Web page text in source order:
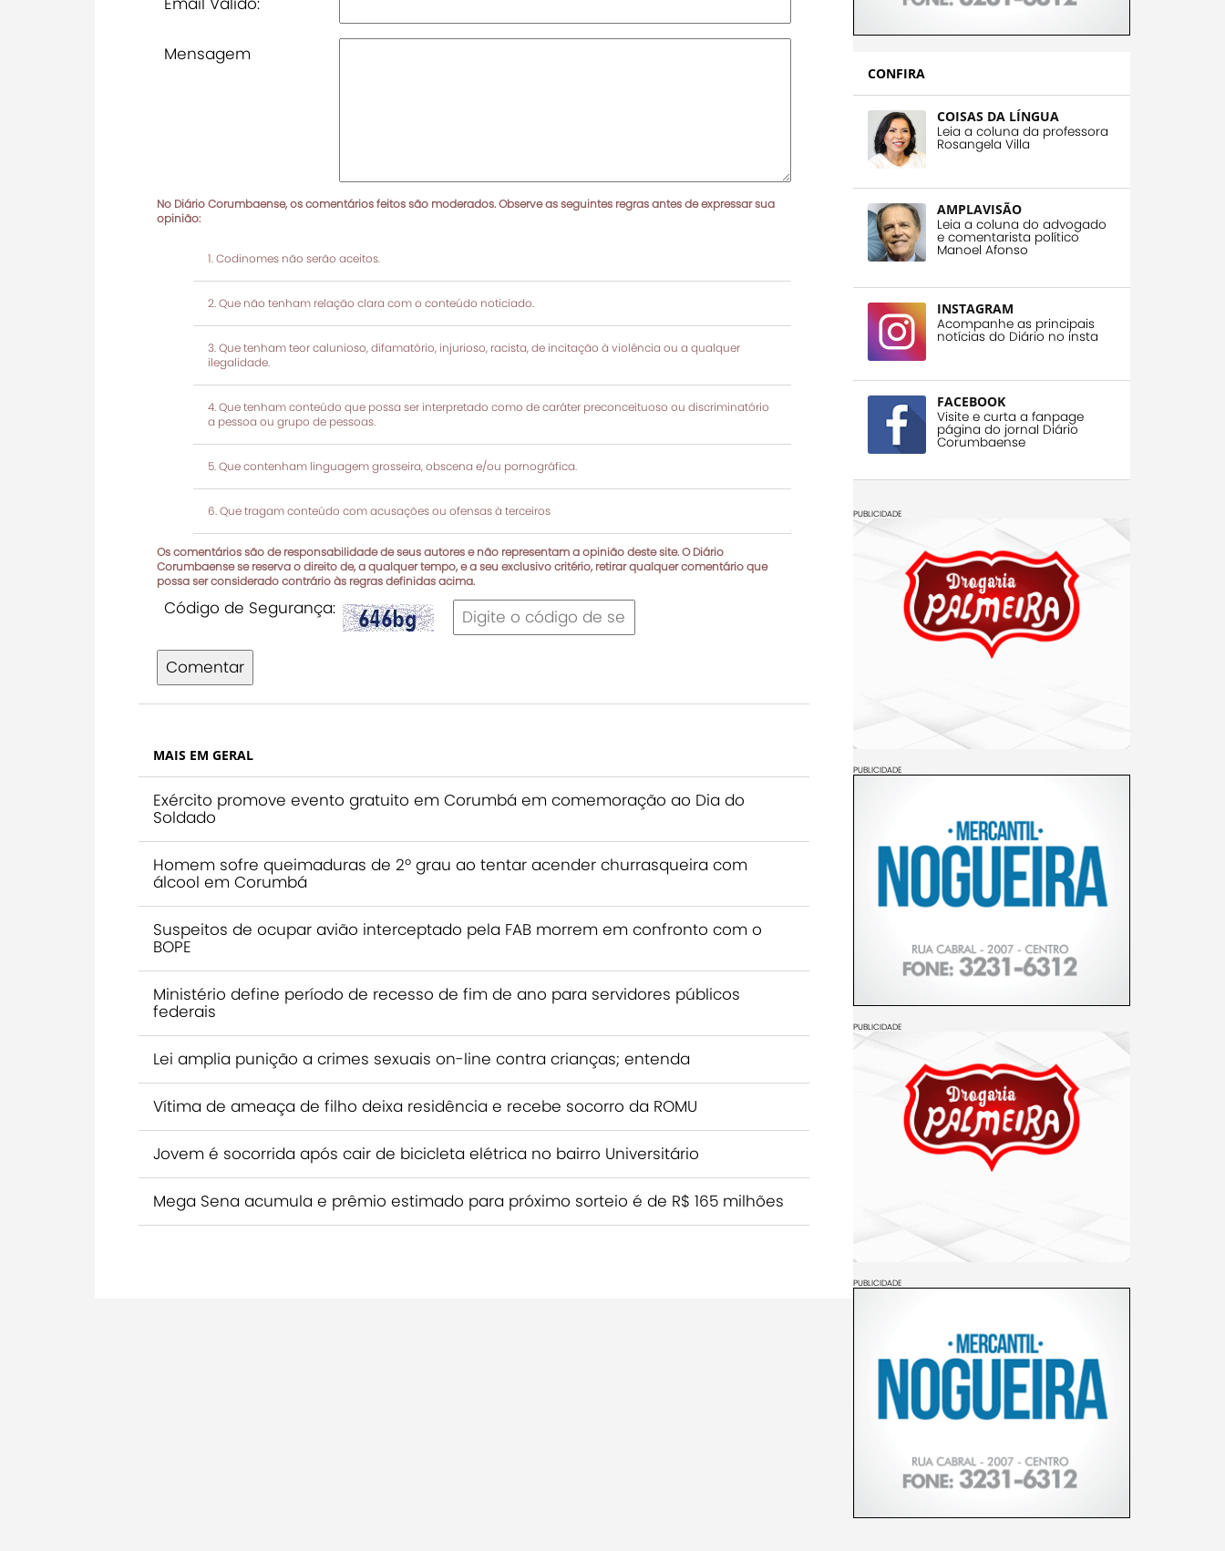
Mensagem
No Diário Corumbaense, os comentários feitos são moderados. Observe as seguintes regras antes de expressar sua
opinião:
Codinomes não serão aceitos.
Que não tenham relação clara com o conteúdo noticiado.
Que tenham teor calunioso, difamatório, injurioso, racista, de incitação à violência ou a qualquer
ilegalidade.
Que tenham conteúdo que possa ser interpretado como de caráter preconceituoso ou discriminatório
a pessoa ou grupo de pessoas.
Que contenham linguagem grosseira, obscena e/ou pornográfica.
Que tragam conteúdo com acusações ou ofensas à terceiros
Os comentários são de responsabilidade de seus autores e não representam a opinião deste site. O Diário
Corumbaense se reserva o direito de, a qualquer tempo, e a seu exclusivo critério, retirar qualquer comentário que
possa ser considerado contrário às regras definidas acima.
Código de Segurança:
Comentar
MAIS EM GERAL
Exército promove evento gratuito em Corumbá em comemoração ao Dia do
Soldado
Homem sofre queimaduras de 2º grau ao tentar acender churrasqueira com
álcool em Corumbá
Suspeitos de ocupar avião interceptado pela FAB morrem em confronto com o
BOPE
Ministério define período de recesso de fim de ano para servidores públicos
federais
Lei amplia punição a crimes sexuais on-line contra crianças; entenda
Vítima de ameaça de filho deixa residência e recebe socorro da ROMU
Jovem é socorrida após cair de bicicleta elétrica no bairro Universitário
Mega Sena acumula e prêmio estimado para próximo sorteio é de R$ 165 milhões
CONFIRA
COISAS DA LÍNGUA
Leia a coluna da professora
Rosangela Villa
AMPLAVISÃO
Leia a coluna do advogado
e comentarista político
Manoel Afonso
INSTAGRAM
Acompanhe as principais
notícias do Diário no insta
FACEBOOK
Visite e curta a fanpage
página do jornal Diário
Corumbaense
PUBLICIDADE
PUBLICIDADE
PUBLICIDADE
PUBLICIDADE